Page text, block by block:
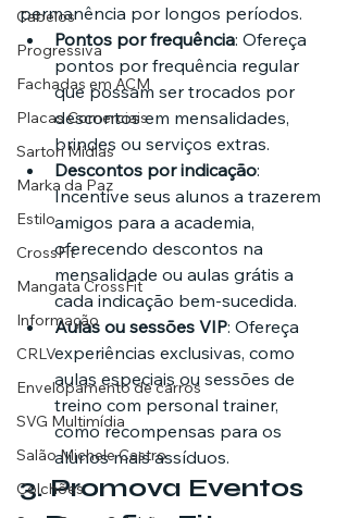
Cabelos
Progressiva
Fachadas em ACM
Placas Comerciais
Sartori Mídias
Marka da Paz
Estilo
CrossFit
Mangata CrossFit
Informação
CRLV
Envelopamento de carros
SVG Multimídia
Salão Michele Castro
Colchões
permanência por longos períodos.
Pontos por frequência: Ofereça
pontos por frequência regular
que possam ser trocados por
descontos em mensalidades,
brindes ou serviços extras.
Descontos por indicação:
Incentive seus alunos a trazerem
amigos para a academia,
oferecendo descontos na
mensalidade ou aulas grátis a
cada indicação bem-sucedida.
Aulas ou sessões VIP: Ofereça
experiências exclusivas, como
aulas especiais ou sessões de
treino com personal trainer,
como recompensas para os
alunos mais assíduos.
3. Promova Eventos